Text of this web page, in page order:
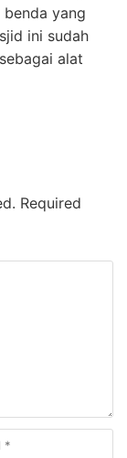
yang
ini sudah
alat
Required